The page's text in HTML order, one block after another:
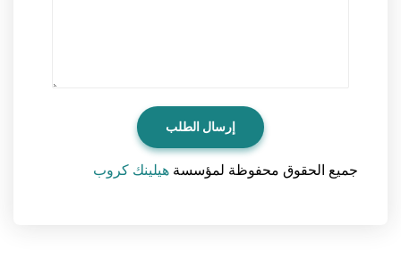
جميع الحقوق محفوظة لمؤسسة هيلينك كروب